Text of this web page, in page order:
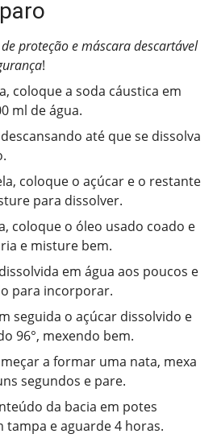
proteção e máscara descartável
!
coloque a soda cáustica em
ml de água.
até que se dissolva
coloque o açúcar e o restante
para dissolver.
coloque o óleo usado coado e
e misture bem.
em água aos poucos e
para incorporar.
seguida o açúcar dissolvido e
96°, mexendo bem.
a formar uma nata, mexa
segundos e pare.
da bacia em potes
tampa e aguarde 4 horas.